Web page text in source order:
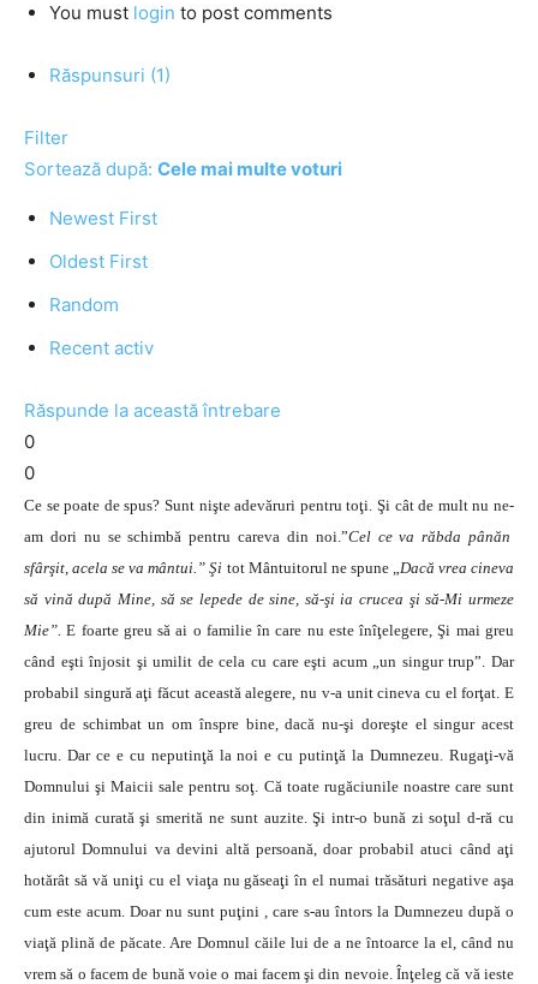
You must login to post comments
Răspunsuri (1)
Filter
Sortează după: Cele mai multe voturi
Newest First
Oldest First
Random
Recent activ
Răspunde la această întrebare
0
0
Ce se poate de spus? Sunt nişte adevăruri pentru toţi. Şi cât de mult nu ne-
am dori nu se schimbă pentru careva din noi.”Cel ce va răbda pânăn
sfârşit, acela se va mântui.” Şi tot Mântuitorul ne spune „Dacă vrea cineva
să vină după Mine, să se lepede de sine, să-şi ia crucea şi să-Mi urmeze
Mie”.E foarte greu să ai o familie în care nu este înîţelegere, Şi mai greu
când eşti înjosit şi umilit de cela cu care eşti acum „un singur trup”. Dar
probabil singură aţi făcut această alegere, nu v-a unit cineva cu el forţat. E
greu de schimbat un om înspre bine, dacă nu-şi doreşte el singur acest
lucru. Dar ce e cu neputinţă la noi e cu putinţă la Dumnezeu. Rugaţi-vă
Domnului şi Maicii sale pentru soţ. Că toate rugăciunile noastre care sunt
din inimă curată şi smerită ne sunt auzite. Şi intr-o bună zi soţul d-ră cu
ajutorul Domnului va devini altă persoană, doar probabil atuci când aţi
hotărât să vă uniţi cu el viaţa nu găseaţi în el numai trăsături negative aşa
cum este acum. Doar nu sunt puţini , care s-au întors la Dumnezeu după o
viaţă plină de păcate. Are Domnul căile lui de a ne întoarce la el, când nu
vrem să o facem de bună voie o mai facem şi din nevoie. Înţeleg că vă ieste